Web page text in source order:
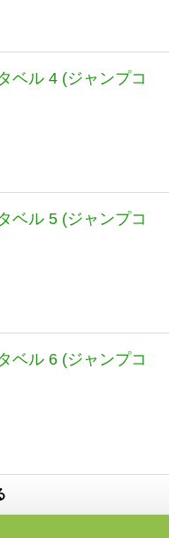
ベル 4 (ジャンプコ
ベル 5 (ジャンプコ
ベル 6 (ジャンプコ